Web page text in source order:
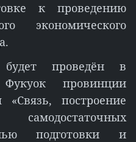
к проведению
экономического
проведён в
провинции
построение
подготовки и